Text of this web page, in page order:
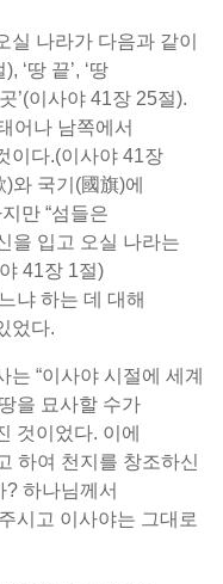
나라가 다음과 같이
‘땅 끝’, ‘땅
’(이사야 41장 25절).
어나 남쪽에서
이다.(이사야 41장
와 국기(國旗)에
만 “섬들은
을 입고 오실 나라는
41장 1절)
냐 하는 데 대해
었다.
“이사야 시절에 세계
을 묘사할 수가
것이었다. 이에
하여 천지를 창조하신
하나님께서
시고 이사야는 그대로